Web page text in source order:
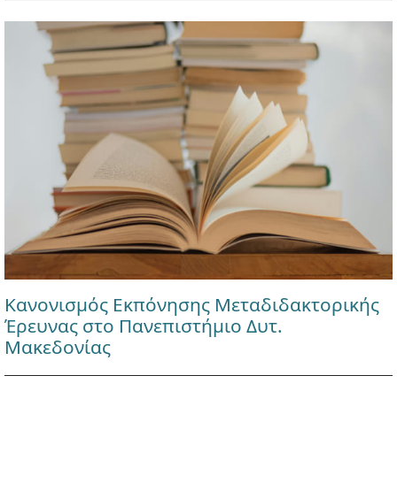
Κανονισμός Εκπόνησης Μεταδιδακτορικής
Έρευνας στο Πανεπιστήμιο Δυτ.
Μακεδονίας